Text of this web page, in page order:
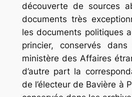
découverte de sources
documents très
les documents politiques
princier, conservés
ministère des Affaires
d’autre part la
de l’électeur de Bavière à